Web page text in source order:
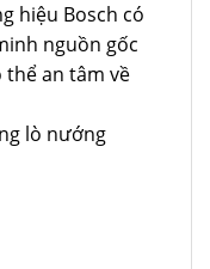
hiệu Bosch có
nguồn gốc
thể an tâm về
lò nướng